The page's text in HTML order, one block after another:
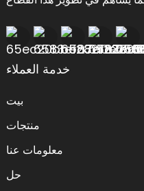
خدمة العملاء
بيت
منتجات
معلومات عنا
حل